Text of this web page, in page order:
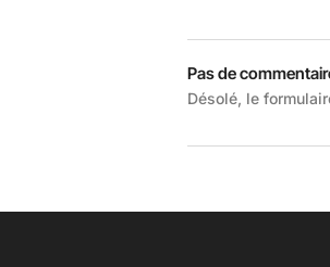
Pas de
Désolé, le